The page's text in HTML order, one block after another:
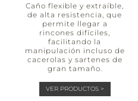
Caño flexible y extraíble,
de alta resistencia, que
permite llegar a
rincones difíciles,
facilitando la
manipulación incluso de
cacerolas y sartenes de
gran tamaño.
VER PRODUCTOS >